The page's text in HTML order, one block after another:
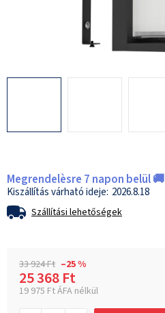
Megrendelèsre 7 napon belül 🚚
2026.8.18
Szállítási lehetőségek
33 924 Ft –25 %
25 368 Ft
19 975 Ft ÁFA nélkül